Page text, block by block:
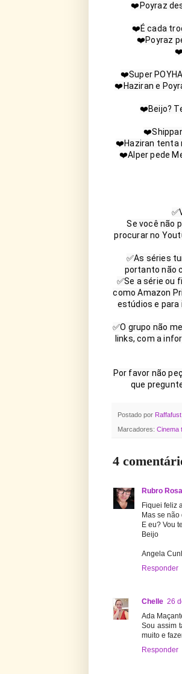
❤️Poyraz
❤️É cada
❤️Poyraz
❤️Super
❤️Haziran e
❤️Beijo?
❤️Haziran tenta
❤️Alper pede
Se você não
procurar no
✅As séries
portanto não
✅Se a série ou
como Amazon
estúdios e
✅O grupo não
links, com a
Por favor não
que
Postado por Raffafust
Marcadores: Cinema
4
Rubro Rosa
Fiquei feliz
Mas se
E eu? Vou
Beijo
Angela
Responder
Chelle 26
Ada
Sou assim
muito e
Responder